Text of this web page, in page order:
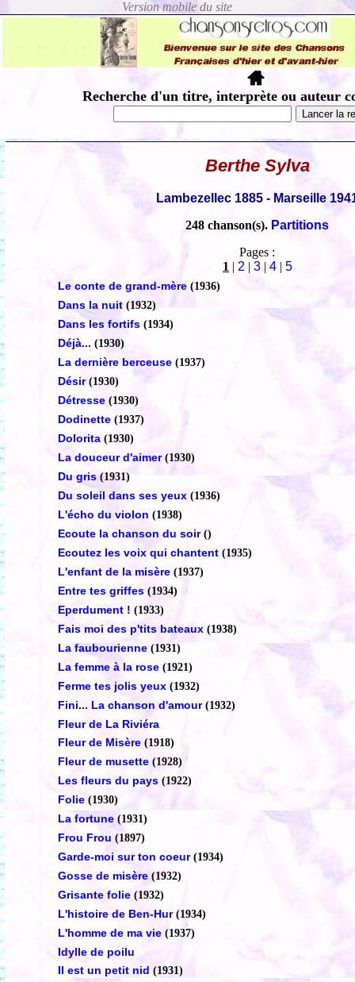
Recherche d'un titre, interprète ou auteur
Berthe Sylva
Lambezellec 1885 - Marseille
248 chanson(s). Partitions
Pages :
1 | 2 | 3 | 4 | 5
Le conte de grand-mère (1936)
Dans la nuit (1932)
Dans les fortifs (1934)
Déjà... (1930)
La dernière berceuse (1937)
Désir (1930)
Détresse (1930)
Dodinette (1937)
Dolorita (1930)
La douceur d'aimer (1930)
Du gris(1931)
Du soleil dans ses yeux (1936)
L'écho du violon (1938)
Ecoute la chanson du soir ()
Ecoutez les voix qui chantent (1935)
L'enfant de la misère (1937)
Entre tes griffes (1934)
Eperdument ! (1933)
Fais moi des p'tits bateaux (1938)
La faubourienne (1931)
La femme à la rose (1921)
Ferme tes jolis yeux (1932)
Fini... La chanson d'amour (1932)
Fleur de La Riviéra
Fleur de Misère (1918)
Fleur de musette (1928)
Les fleurs du pays (1922)
Folie (1930)
La fortune (1931)
Frou Frou (1897)
Garde-moi sur ton coeur (1934)
Gosse de misère (1932)
Grisante folie (1932)
L'histoire de Ben-Hur (1934)
L'homme de ma vie (1937)
Idylle de poilu
Il est un petit nid (1931)